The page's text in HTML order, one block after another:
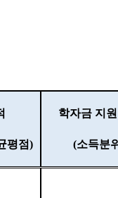
평점)
학자금 지
(소득분